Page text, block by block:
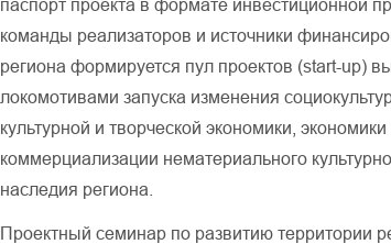
паспорт проекта в формате инвестиционной
команды реализаторов и источники
региона формируется пул проектов (start-up)
локомотивами запуска изменения
культурной и творческой экономики, экономики
коммерциализации нематериального
наследия региона.
Проектный семинар по развитию территории